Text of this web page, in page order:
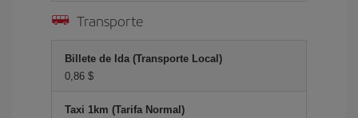
Transporte
Billete de Ida (Transporte Local)
0,86 $
Taxi 1km (Tarifa Normal)